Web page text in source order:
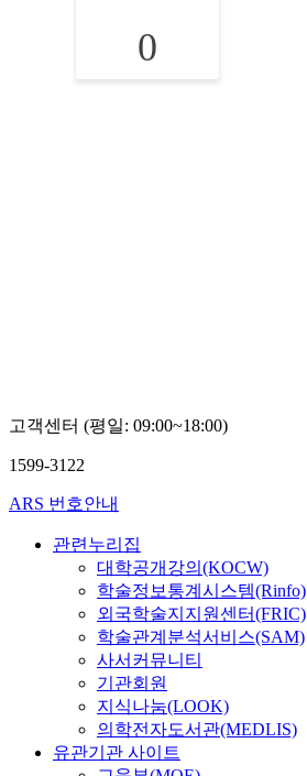
0
고객센터 (평일: 09:00~18:00)
1599-3122
ARS 번호안내
관련누리집
대학공개강의(KOCW)
학술정보통계시스템(Rinfo)
외국학술지지원센터(FRIC)
학술관계분석서비스(SAM)
사서커뮤니티
기관회원
지식나눔(LOOK)
의학전자도서관(MEDLIS)
유관기관 사이트